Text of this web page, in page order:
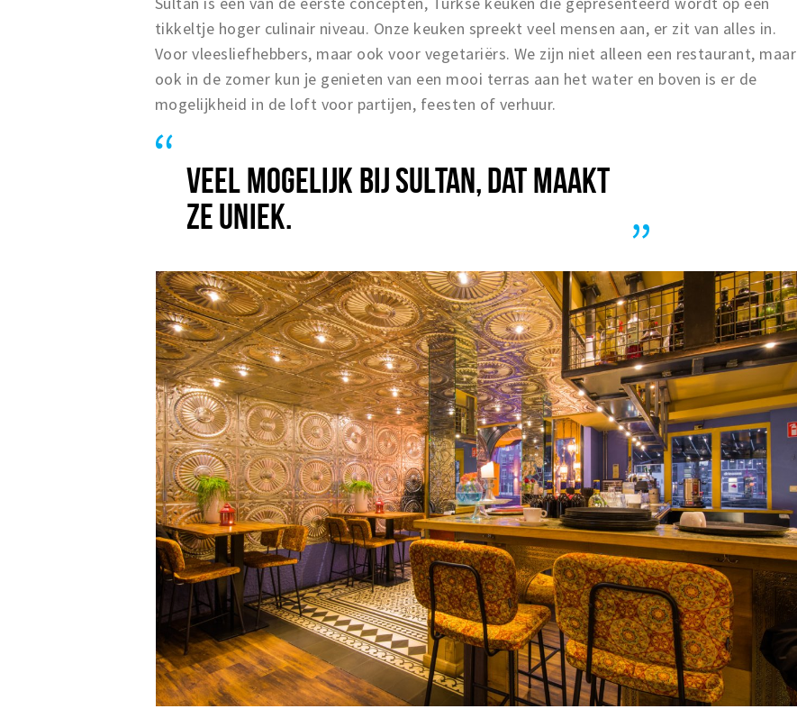
tikkeltje hoger culinair niveau. Onze keuken spreekt veel mensen aan, er zit van alles in.
Voor vleesliefhebbers, maar ook voor vegetariërs. We zijn niet alleen een restaurant, maar
ook in de zomer kun je genieten van een mooi terras aan het water en boven is er de
mogelijkheid in de loft voor partijen, feesten of verhuur.
VEEL MOGELIJK BIJ SULTAN, DAT MAAKT
ZE UNIEK.